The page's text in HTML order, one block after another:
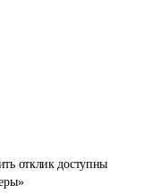
отклик доступны